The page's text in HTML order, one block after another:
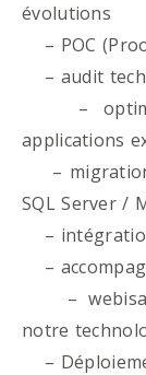
évolutions
– POC
– audit
–
applications
–
SQL Server /
–
–
–
notre
–